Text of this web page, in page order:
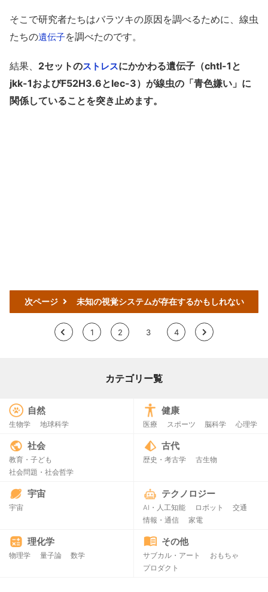
そこで研究者たちはバラツキの原因を調べるために、線虫
たちの遺伝子を調べたのです。
結果、 2セットのストレスにかかわる遺伝子（chtl-1と
jkk-1およびF52H3.6とlec-3）が線虫の「青色嫌い」に
関係していることを突き止めます。
次ページ 未知の視覚システムが存在するかもしれない
< 1 2 3 4 >
カテゴリー覧
自然
生物学 地球科学
健康
医療 スポーツ 脳科学 心理学
社会
教育・子ども
社会問題・社会哲学
古代
歴史・考古学 古生物
宇宙
宇宙
テクノロジー
AI・人工知能 ロボット
交通
情報・通信
家電
理化学
物理学 量子論 数学
その他
サブカル・アート
おもちゃ
プロダクト